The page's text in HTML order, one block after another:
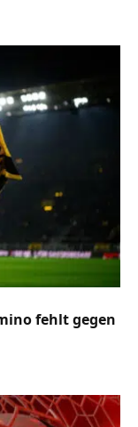
fehlt gegen